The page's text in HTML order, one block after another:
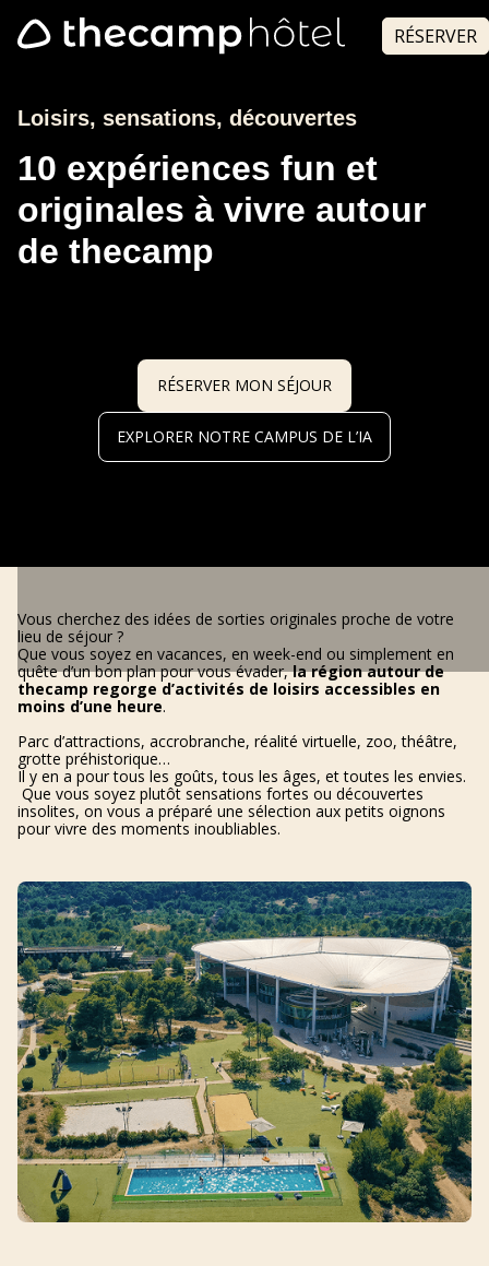
RÉSERVER
Loisirs, sensations, découvertes
10 expériences fun et
originales à vivre autour
de thecamp
RÉSERVER MON SÉJOUR
EXPLORER NOTRE CAMPUS DE L’IA
Vous cherchez des idées de sorties originales proche de votre
lieu de séjour ?
Que vous soyez en vacances, en week-end ou simplement en
quête d’un bon plan pour vous évader,la région autour de
thecamp regorge d’activités de loisirs accessibles en
moins d’une heure.
Parc d’attractions, accrobranche, réalité virtuelle, zoo, théâtre,
grotte préhistorique…
Il y en a pour tous les goûts, tous les âges, et toutes les envies.
Que vous soyez plutôt sensations fortes ou découvertes
insolites, on vous a préparé une sélection aux petits oignons
pour vivre des moments inoubliables.